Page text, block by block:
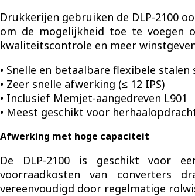
Drukkerijen gebruiken de DLP-2100
om de mogelijkheid toe te voegen
kwaliteitscontrole en meer
• Snelle en betaalbare flexibele stalen
• Zeer snelle afwerking (≤ 12 IPS)
• Inclusief Memjet-aangedreven L901
• Meest geschikt voor
Afwerking met hoge capaciteit
De DLP-2100 is geschikt voor
voorraadkosten van converters
vereenvoudigd door regelmatige